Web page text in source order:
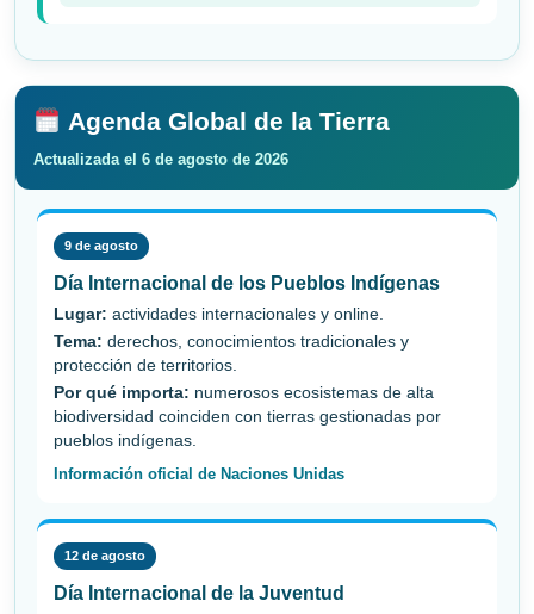
Agenda Global de la Tierra
Actualizada el 6 de agosto de 2026
9 de agosto
Día Internacional de los Pueblos Indígenas
Lugar: actividades internacionales y online.
Tema: derechos, conocimientos tradicionales y
protección de territorios.
Por qué importa: numerosos ecosistemas de alta
biodiversidad coinciden con tierras gestionadas por
pueblos indígenas.
Información oficial de Naciones Unidas
12 de agosto
Día Internacional de la Juventud